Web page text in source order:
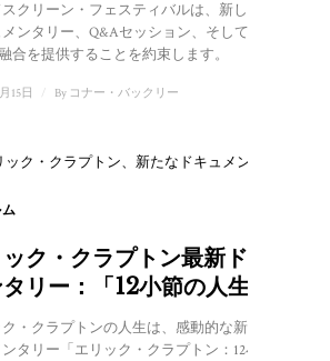
クリーン・フェスティバルは、新しい音楽
メンタリー、Q&Aセッション、そしてライ
合を提供することを約束します。
15日 By コナー・バックリー
ク・クラプトン最新ドキュ
リー：「12小節の人生」
・クラプトンの人生は、感動的な新しいド
タリー「エリック・クラプトン：12小節の